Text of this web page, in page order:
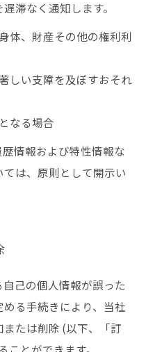
滞なく通知します。
体、財産その他の権利利
しい支障を及ぼすおそれ
なる場合
情報および特性情報な
は、原則として開示い
己の個人情報が誤った
る手続きにより、当社
たは削除 (以下、「訂